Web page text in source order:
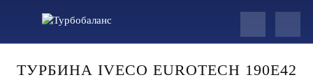
ТУРБИНА IVECO EUROTECH 190E42